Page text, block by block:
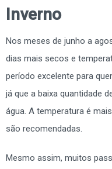
Inverno
Nos meses de junho a
dias mais secos e
período excelente para
já que a baixa quantidade
água. A temperatura é
são recomendadas.
Mesmo assim, muitos